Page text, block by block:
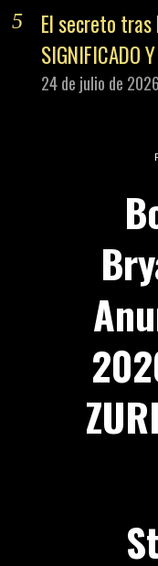
El secreto tras
SIGNIFICADO
24 de julio de 2026